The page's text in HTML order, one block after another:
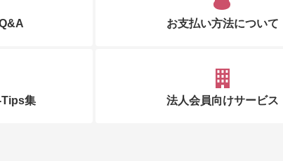
お支払い方法について
Tips集 法人会員向けサービス